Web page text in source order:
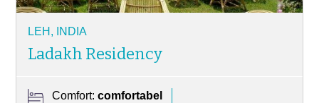
LEH, INDIA
Ladakh Residency
Comfort:comfortabel